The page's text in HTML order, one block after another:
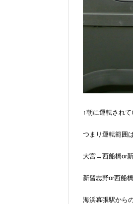
↑朝に運転され
つまり運転範囲
大宮→西船橋or
新習志野or西船
海浜幕張駅から